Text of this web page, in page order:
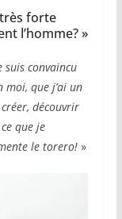
forte
l’homme? »
suis convaincu
moi, que j’ai un
découvrir
que je
le torero!»